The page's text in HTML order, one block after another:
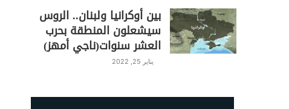
بين أوكرانيا ولبنان.. الروس
سيشعلون المنطقة بحرب
العشر سنوات(ناجي أمهز)
يناير 25, 2022